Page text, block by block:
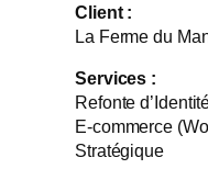
Client :
La Ferme du
Services :
Refonte
E-commerce
Stratégique